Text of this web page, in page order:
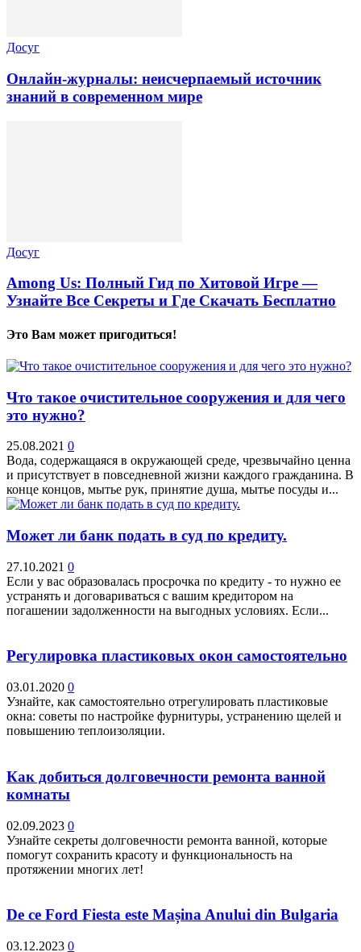
Досуг
Онлайн-журналы: неисчерпаемый источник
знаний в современном мире
Досуг
Among Us: Полный Гид по Хитовой Игре —
Узнайте Все Секреты и Где Скачать Бесплатно
Это Вам может пригодиться!
Что такое очистительное сооружения и для чего
это нужно?
25.08.2021 0
Вода, содержащаяся в окружающей среде, чрезвычайно ценна
и присутствует в повседневной жизни каждого гражданина. В
конце концов, мытье рук, принятие душа, мытье посуды и...
Может ли банк подать в суд по кредиту.
27.10.2021 0
Если у вас образовалась просрочка по кредиту - то нужно ее
устранять и договариваться с вашим кредитором на
погашении задолженности на выгодных условиях. Если...
Регулировка пластиковых окон самостоятельно
03.01.2020 0
Узнайте, как самостоятельно отрегулировать пластиковые
окна: советы по настройке фурнитуры, устранению щелей и
повышению теплоизоляции.
Как добиться долговечности ремонта ванной
комнаты
02.09.2023 0
Узнайте секреты долговечности ремонта ванной, которые
помогут сохранить красоту и функциональность на
протяжении многих лет!
De ce Ford Fiesta este Mașina Anului din Bulgaria
03.12.2023 0